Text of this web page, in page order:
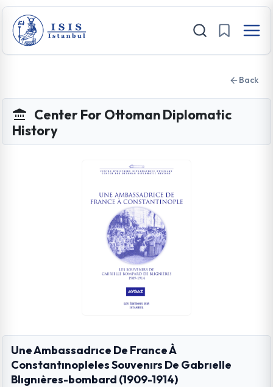
Back
Center For Ottoman Diplomatic
History
Une Ambassadrıce De France À
Constantınopleles Souvenırs De Gabrıelle
Blıgnıères-bombard (1909-1914)